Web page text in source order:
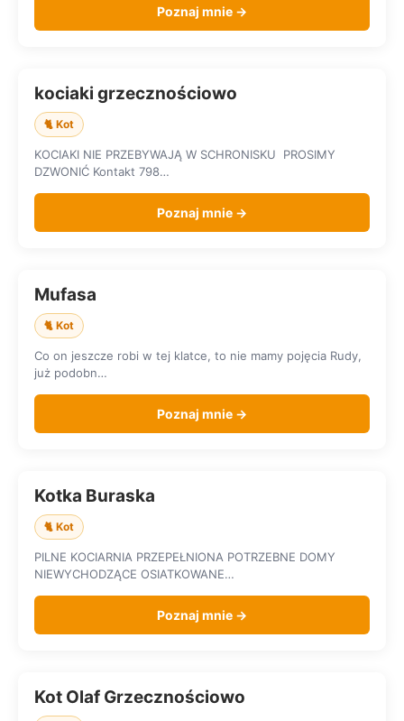
Poznaj mnie →
SZUKA DOMU
kociaki grzecznościowo
🐈 Kot
KOCIAKI NIE PRZEBYWAJĄ W SCHRONISKU PROSIMY
DZWONIĆ Kontakt 798…
Poznaj mnie →
SZUKA DOMU
Mufasa
🐈 Kot
Co on jeszcze robi w tej klatce, to nie mamy pojęcia Rudy,
już podobn…
Poznaj mnie →
SZUKA DOMU
Kotka Buraska
🐈 Kot
PILNE KOCIARNIA PRZEPEŁNIONA POTRZEBNE DOMY
NIEWYCHODZĄCE OSIATKOWANE…
Poznaj mnie →
SZUKA DOMU
Kot Olaf Grzecznościowo